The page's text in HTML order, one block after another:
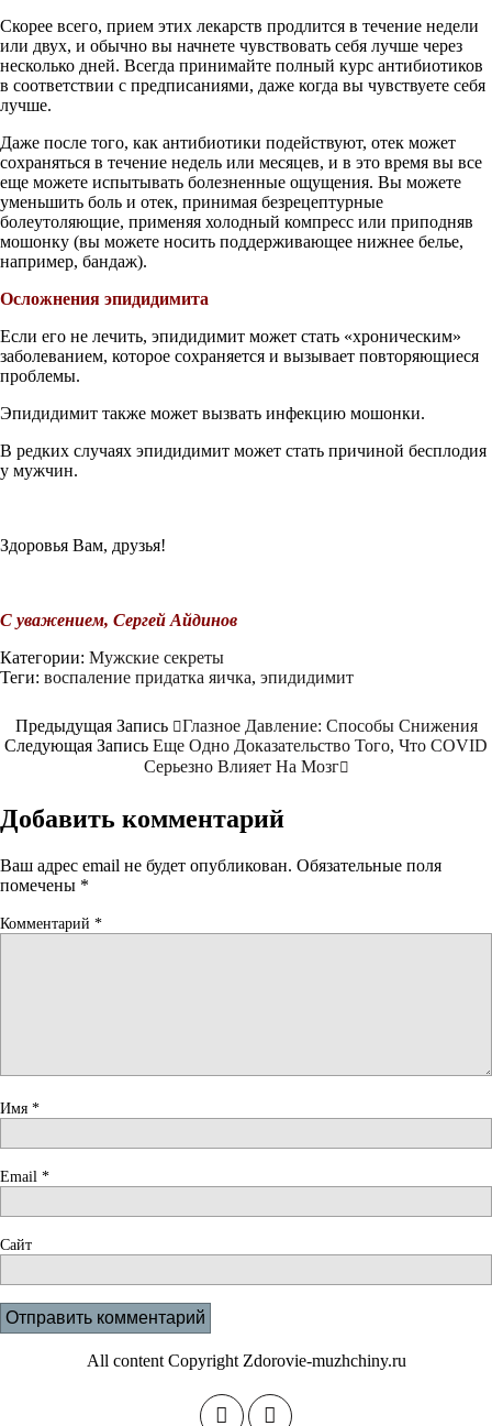
Скорее всего, прием этих лекарств продлится в течение недели
или двух, и обычно вы начнете чувствовать себя лучше через
несколько дней. Всегда принимайте полный курс антибиотиков
в соответствии с предписаниями, даже когда вы чувствуете себя
лучше.
Даже после того, как антибиотики подействуют, отек может
сохраняться в течение недель или месяцев, и в это время вы все
еще можете испытывать болезненные ощущения. Вы можете
уменьшить боль и отек, принимая безрецептурные
болеутоляющие, применяя холодный компресс или приподняв
мошонку (вы можете носить поддерживающее нижнее белье,
например, бандаж).
Осложнения эпидидимита
Если его не лечить, эпидидимит может стать «хроническим»
заболеванием, которое сохраняется и вызывает повторяющиеся
проблемы.
Эпидидимит также может вызвать инфекцию мошонки.
В редких случаях эпидидимит может стать причиной бесплодия
у мужчин.
Здоровья Вам, друзья!
С уважением, Сергей Айдинов
Категории: Мужские секреты
Теги: воспаление придатка яичка, эпидидимит
Предыдущая Запись
Глазное Давление: Способы Снижения
Следующая Запись Еще Одно Доказательство Того, Что COVID
Серьезно Влияет На Мозг
Добавить комментарий
Ваш адрес email не будет опубликован. Обязательные поля
помечены *
Комментарий *
Имя *
Email *
Сайт
All content Copyright Zdorovie-muzhchiny.ru